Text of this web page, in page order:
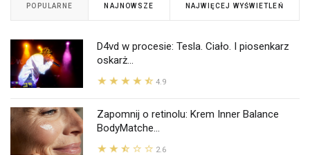
POPULARNE NAJNOWSZE NAJWIĘCEJ WYŚWIETLEŃ
D4vd w procesie: Tesla. Ciało. I piosenkarz
oskarż...
4.9
Zapomnij o retinolu: Krem Inner Balance
BodyMatche...
2.6